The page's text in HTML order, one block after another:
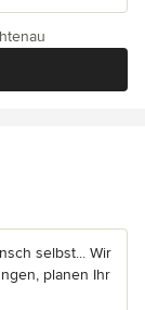
selbst... Wir
planen Ihr